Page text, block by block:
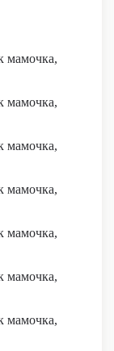
мамочка,
мамочка,
мамочка,
мамочка,
мамочка,
мамочка,
мамочка,